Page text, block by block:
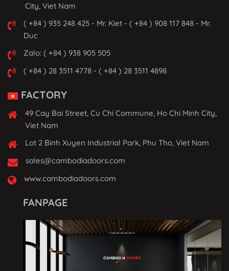
City, Viet Nam
( +84 ) 935 248 425 - Mr. Kiet - ( +84 ) 908 117 848 - Mr.
Duc
Zalo: ( +84 ) 938 905 505
( +84 ) 28 3511 4778 - ( +84 ) 28 3511 4898
FACTORY
49 Cay Bai Street, Cu Chi Commune, Ho Chi Minh City,
Viet Nam
Lot 2 Binh Xuyen Industrial Park, Phu Tho, Viet Nam
sales@cambodiadoors.com
www.cambodiadoors.com
FANPAGE